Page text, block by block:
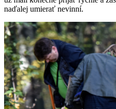
naďalej umierať nevinní.